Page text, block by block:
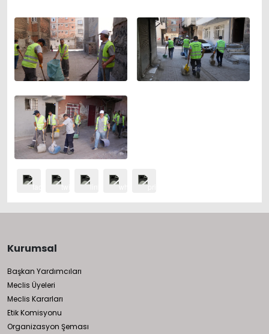
Kurumsal
Başkan Yardımcıları
Meclis Üyeleri
Meclis Kararları
Etik Komisyonu
Organizasyon Şeması